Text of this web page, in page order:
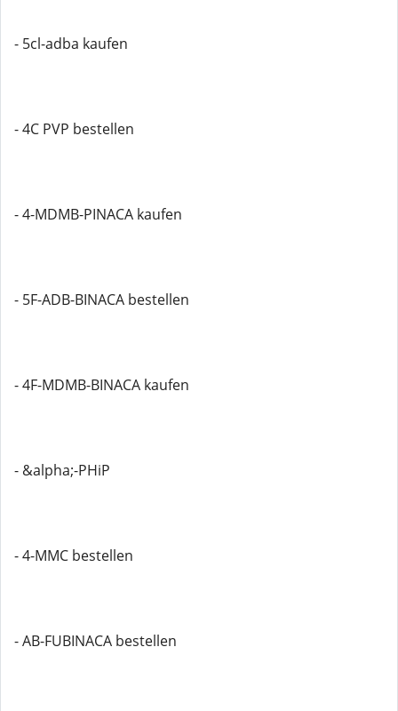
- 5cl-adba kaufen
- 4C PVP bestellen
- 4-MDMB-PINACA kaufen
- 5F-ADB-BINACA bestellen
- 4F-MDMB-BINACA kaufen
- &alpha;-PHiP
- 4-MMC bestellen
- AB-FUBINACA bestellen